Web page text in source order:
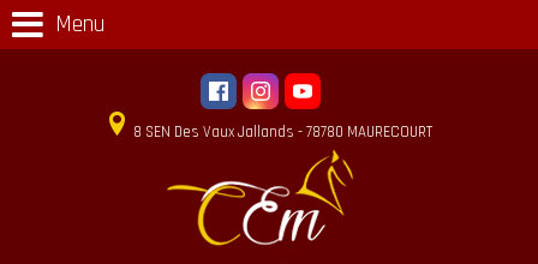
Menu
8 SEN Des Vaux Jallands - 78780 MAURECOURT